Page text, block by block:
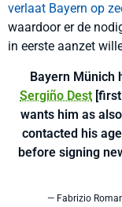
verlaat Bayern op
waardoor er de
in eerste aanzet
Bayern Münich
Sergiño Dest
wants him as
contacted his
before signing
— Fabrizio